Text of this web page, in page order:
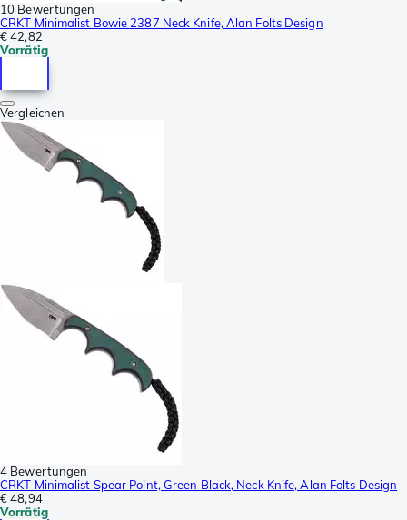
10 Bewertungen
CRKT Minimalist Bowie 2387 Neck Knife, Alan Folts Design
€ 42,82
Vorrätig
Vergleichen
4 Bewertungen
CRKT Minimalist Spear Point, Green Black, Neck Knife, Alan Folts Design
€ 48,94
Vorrätig